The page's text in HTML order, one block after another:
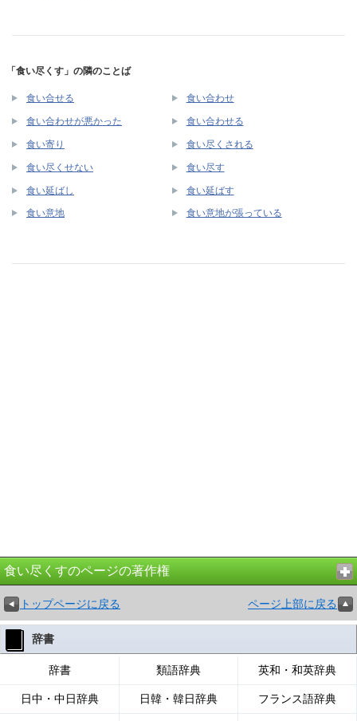
「食い尽くす」の隣のことば
食い合せる 食い合わせ
食い合わせが悪かった 食い合わせる
食い寄り 食い尽くされる
食い尽くせない 食い尽す
食い延ばし 食い延ばす
食い意地 食い意地が張っている
食い尽くすのページの著作権
トップページに戻る ページ上部に戻る
辞書
辞書 類語辞典 英和・和英辞典
日中・中日辞典 日韓・韓日辞典 フランス語辞典